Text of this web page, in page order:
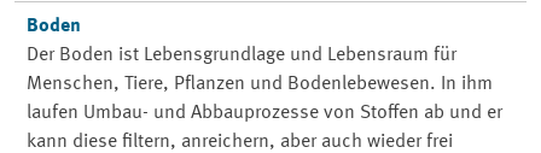
Boden
Der Boden ist Lebensgrundlage und Lebensraum für
Menschen, Tiere, Pflanzen und Bodenlebewesen. In ihm
laufen Umbau- und Abbauprozesse von Stoffen ab und er
kann diese filtern, anreichern, aber auch wieder frei